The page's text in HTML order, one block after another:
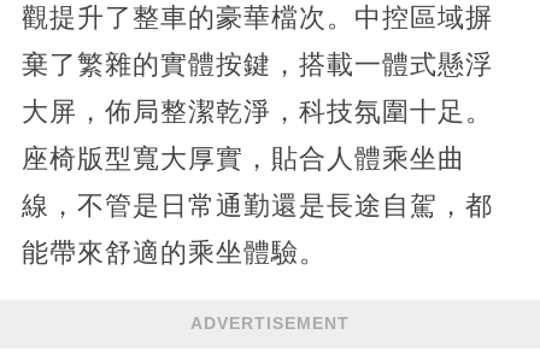
觀提升了整車的豪華檔次。中控區域摒
棄了繁雜的實體按鍵，搭載一體式懸浮
大屏，佈局整潔乾淨，科技氛圍十足。
座椅版型寬大厚實，貼合人體乘坐曲
線，不管是日常通勤還是長途自駕，都
能帶來舒適的乘坐體驗。
ADVERTISEMENT